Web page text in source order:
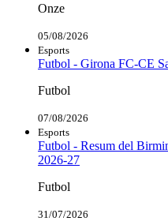
Onze
05/08/2026
Esports
Futbol - Girona FC-CE
Futbol
07/08/2026
Esports
Futbol - Resum del
2026-27
Futbol
31/07/2026